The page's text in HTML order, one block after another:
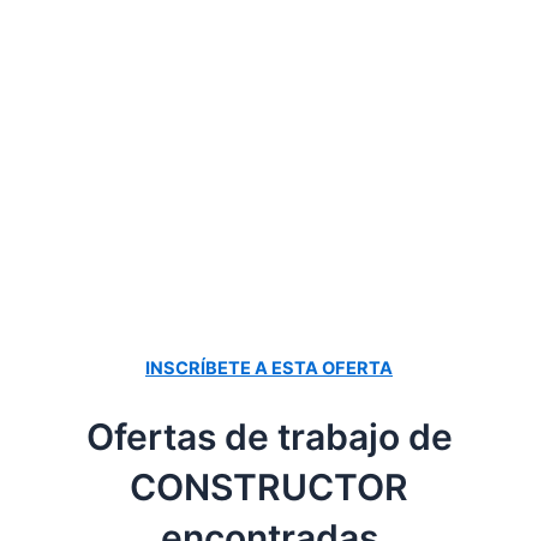
INSCRÍBETE A ESTA OFERTA
Ofertas de trabajo de
CONSTRUCTOR